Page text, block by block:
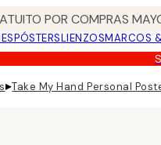
POR COMPRAS
PÓSTERSLIENZOSMARCOS
▸Take My Hand Personal